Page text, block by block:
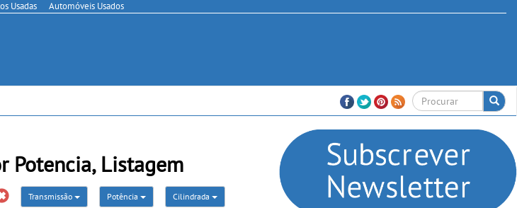
Usadas Automóveis Usados
Potencia, Listagem
Transmissão Potência Cilindrada